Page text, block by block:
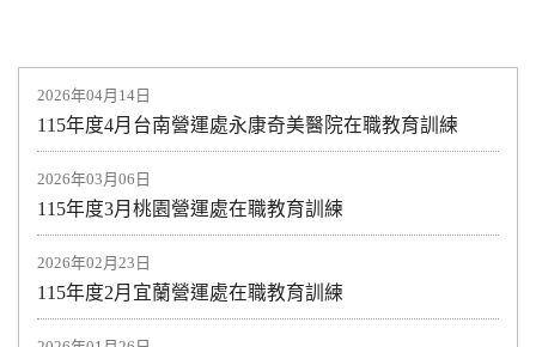
2026年04月14日
115年度4月台南營運處永康奇美醫院在職教育訓練
2026年03月06日
115年度3月桃園營運處在職教育訓練
2026年02月23日
115年度2月宜蘭營運處在職教育訓練